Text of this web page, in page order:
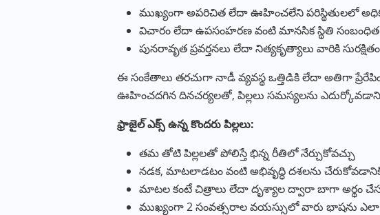
ముఖ్యంగా అపరిచిత లేదా ఊహించలేని పరిస్థితులలో
విచారం లేదా ఉపసంహరణ వంటి మానసిక స్థితి సంబంధిత
పునరావృత ప్రవర్తనలు లేదా నిత్యకృత్యాలు వారికి
ఈ సంకేతాలు తరచుగా నాడీ వ్యవస్థ ఒత్తిడికి లేదా అతిగా
ఊహించదగిన దినచర్యలతో, పిల్లలు సమస్యలను
ఫ్రాజైల్ ఎక్స్ ఉన్న కొందరు పిల్లలు:
తమ తోటి పిల్లలతో పోలిస్తే భిన్న రీతిలో నేర్చుకోవచ్చు
నడక, మాటలాడటం వంటి అభివృద్ధి దశలను
మాటల కంటే చిత్రాలు లేదా దృశ్యాల ద్వారా బాగా అర్థం
ముఖ్యంగా 2 సంవత్సరాల వయస్సులో వారు భాషను